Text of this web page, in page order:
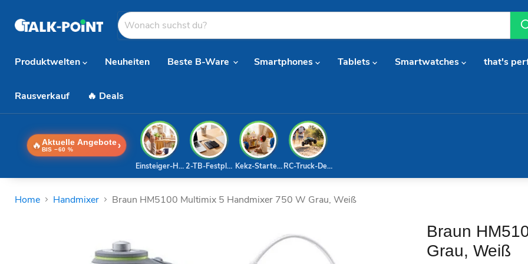
Produktwelten
Neuheiten Beste B-Ware Smartphones Tablets Smartwatches that's
Rausverkauf 🔥 Deals
🔥 Aktuelle Angebote
BIS −60 % ›
RC-Truck-Deal
Kekz-Starterset
2-TB-Festplatte
Einsteiger-Handy
Home Handmixer Braun HM5100 Multimix 5 Handmixer 750 W Grau, Weiß
Braun
Grau, Weiß